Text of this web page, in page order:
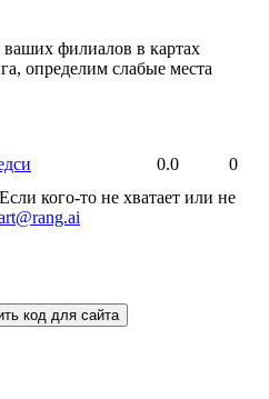
филиалов в картах
определим слабые места
0.0
0
кого-то не хватает или не
код для сайта